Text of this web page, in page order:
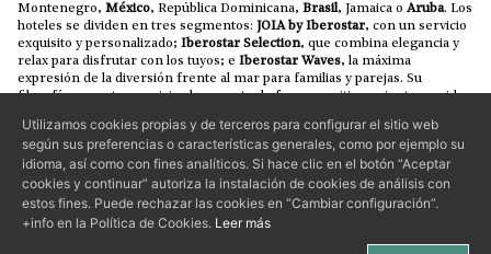
Montenegro, México, República Dominicana, Brasil, Jamaica o Aruba. Los
hoteles se dividen en tres segmentos: JOIA by Iberostar, con un servicio
exquisito y personalizado; Iberostar Selection, que combina elegancia y
relax para disfrutar con los tuyos; e Iberostar Waves, la máxima
expresión de la diversión frente al mar para familias y parejas. Su
filosofía se centra en vivir el presente de forma positiva, mientras cuida
generaciones también puedan disfrutarlos.
La colaboración entre Iberostar e IHG excluye los intereses de Iberostar
en Cuba.
Aviso
Política de
Política de
Utilizamos cookies propias y de terceros para configurar el sitio web
según sus preferencias o características generales, como por ejemplo su
idioma, así como con fines analíticos. Si hace clic en el botón “Aceptar
cookies y continuar” autoriza la instalación de cookies de análisis con
estos fines. Puede rechazar las cookies en “Cambiar configuración”.
+info en la Política de Cookies. Leer más